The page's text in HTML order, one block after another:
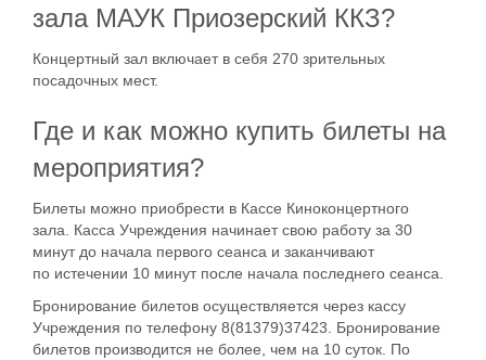
зала МАУК Приозерский ККЗ?
Концертный зал включает в себя 270 зрительных
посадочных мест.
Где и как можно купить билеты на
мероприятия?
Билеты можно приобрести в Кассе Киноконцертного
зала. Касса Учреждения начинает свою работу за 30
минут до начала первого сеанса и заканчивают
по истечении 10 минут после начала последнего сеанса.
Бронирование билетов осуществляется через кассу
Учреждения по телефону 8(81379)37423. Бронирование
билетов производится не более, чем на 10 суток. По